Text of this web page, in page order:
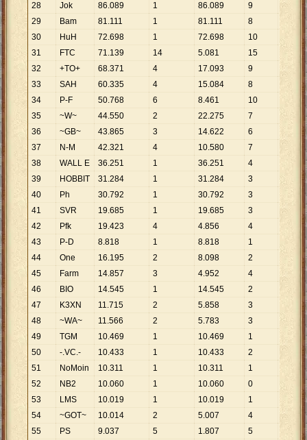
28
Jok 86.089 1 86.089 9 9
29
Bam 81.111 1 81.111 8
139
30
HuH 72.698 1 72.698 10 7
31
FTC 71.139 14 5.081 15
32
+TO+ 68.371 4 17.093 9 7
33
SAH 60.335 4 15.084 8 .
34
P-F 50.768 6 8.461 10
35
~W~ 44.550 2 22.275 7 6 364
36
~GB~ 43.865 3 14.622 6
311
37
N-M 42.321 4 10.580 7
38
WALL E 36.251 1 36.251 4
063
39
HOBBIT 31.284 1 31.284 3 10
428
40
Ph 30.792 1 30.792 3 .
264
41
SVR 19.685 1 19.685 3 6.
42
Pfk 19.423 4 4.856 4
43
P-D 8.818 1 8.818 1
44
One 16.195 2 8.098 2 8
45
Farm 14.857 3 4.952 4 3
46
BIO 14.545 1 14.545 2 .
47
K3XN 11.715 2 5.858 3
905
48
~WA~ 11.566 2 5.783 3 3 855
49
TGM 10.469 1 10.469 1 10
469
50
-.VC.- 10.433 1 10.433 2 5
217
51
NoMoin 10.311 1 10.311 1 10. 311
52
NB2 10.060 1 10.060
0
53
LMS 10.019 1 10.019 1 .
019
54
~GOT~ 10.014 2 5.007 4 2.
55
PS 9.037 5 1.807 5 .